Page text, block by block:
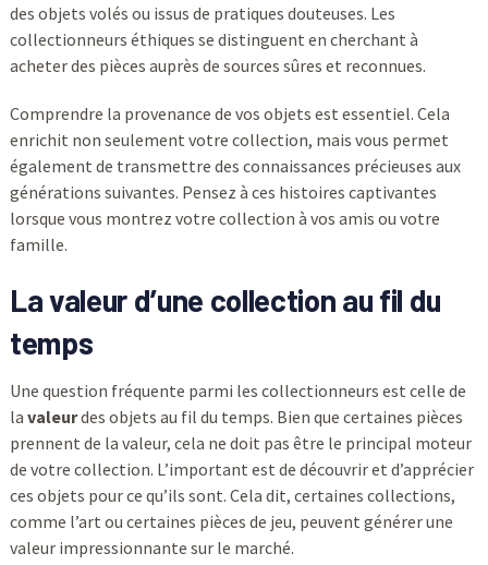
des objets volés ou issus de pratiques douteuses. Les
collectionneurs éthiques se distinguent en cherchant à
acheter des pièces auprès de sources sûres et reconnues.
Comprendre la provenance de vos objets est essentiel. Cela
enrichit non seulement votre collection, mais vous permet
également de transmettre des connaissances précieuses aux
générations suivantes. Pensez à ces histoires captivantes
lorsque vous montrez votre collection à vos amis ou votre
famille.
La valeur d’une collection au fil du
temps
Une question fréquente parmi les collectionneurs est celle de
la valeurdes objets au fil du temps. Bien que certaines pièces
prennent de la valeur, cela ne doit pas être le principal moteur
de votre collection. L’important est de découvrir et d’apprécier
ces objets pour ce qu’ils sont. Cela dit, certaines collections,
comme l’art ou certaines pièces de jeu, peuvent générer une
valeur impressionnante sur le marché.